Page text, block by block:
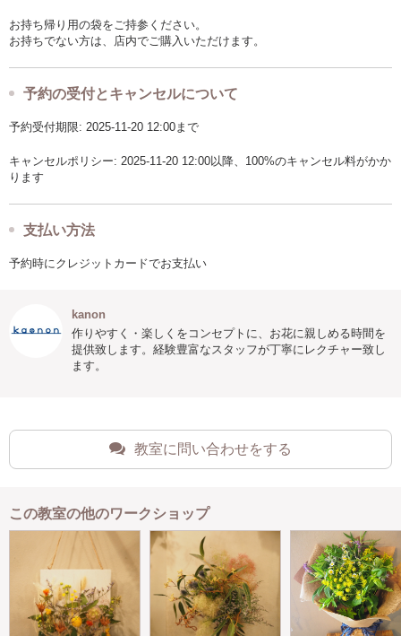
お持ち帰り用の袋をご持参ください。
お持ちでない方は、店内でご購入いただけます。
予約の受付とキャンセルについて
予約受付期限: 2025-11-20 12:00まで
キャンセルポリシー: 2025-11-20 12:00以降、100%のキャンセル料がかか
ります
支払い方法
予約時にクレジットカードでお支払い
kanon
作りやすく・楽しくをコンセプトに、お花に親しめる時間を
提供致します。経験豊富なスタッフが丁寧にレクチャー致し
ます。
教室に問い合わせをする
この教室の他のワークショップ